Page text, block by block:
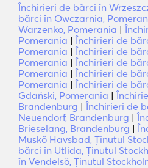
Închirieri de bărci în
bărci în Owczarnia,
Warzenko, Pomerania |
Pomerania | Închirieri de
Pomerania | Închirieri de
Pomerania | Închirieri de
Pomerania | Închirieri de
Pomerania | Închirieri de
Gdański, Pomerania |
Brandenburg | Închirieri de
Neuendorf, Brandenburg |
Brieselang, Brandenburg |
Muskö Havsbad, Ținutul
bărci în Utlida, Ținutul
în Vendelsö, Ținutul